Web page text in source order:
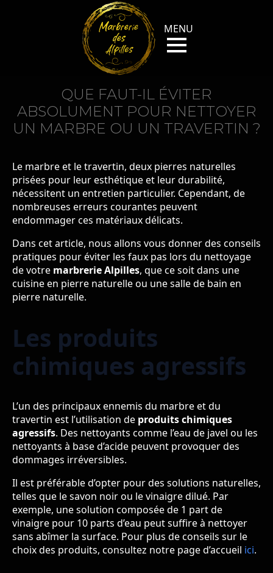
QUE FAUT-IL ÉVITER
ABSOLUMENT POUR NETTOYER
UN MARBRE OU UN TRAVERTIN ?
Le marbre et le travertin, deux pierres naturelles
prisées pour leur esthétique et leur durabilité,
nécessitent un entretien particulier. Cependant, de
nombreuses erreurs courantes peuvent
endommager ces matériaux délicats.
Dans cet article, nous allons vous donner des conseils
pratiques pour éviter les faux pas lors du nettoyage
de votre marbrerie Alpilles, que ce soit dans une
cuisine en pierre naturelle ou une salle de bain en
pierre naturelle.
Les produits
chimiques agressifs
L’un des principaux ennemis du marbre et du
travertin est l’utilisation de produits chimiques
agressifs. Des nettoyants comme l’eau de javel ou les
nettoyants à base d’acide peuvent provoquer des
dommages irréversibles.
Il est préférable d’opter pour des solutions naturelles,
telles que le savon noir ou le vinaigre dilué. Par
exemple, une solution composée de 1 part de
vinaigre pour 10 parts d’eau peut suffire à nettoyer
sans abîmer la surface. Pour plus de conseils sur le
choix des produits, consultez notre page d’accueil ici.